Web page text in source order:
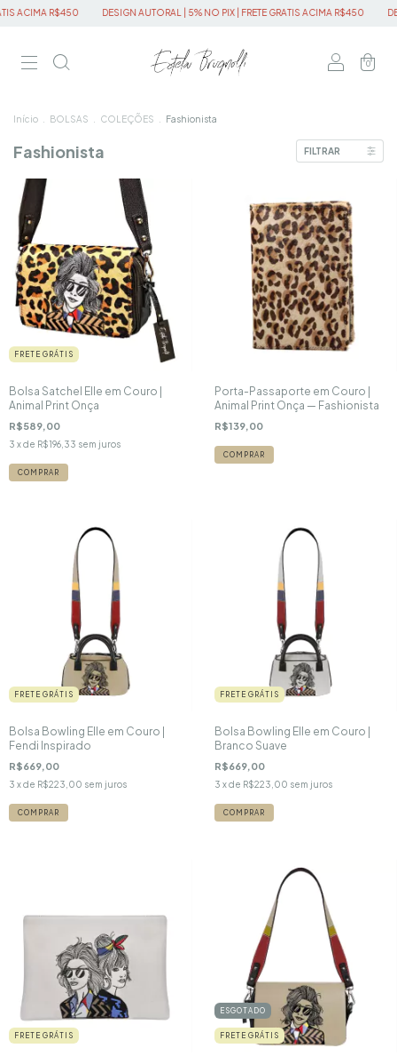
ACIMA R$450 DESIGN AUTORAL | 5% NO PIX | FRETE GRATIS ACIMA R$450
0
Início BOLSAS COLEÇÕES Fashionista
Fashionista FILTRAR
FRETE GRÁTIS
Bolsa Satchel Elle em Couro |
Animal Print Onça
R$589,00
3 x de R$196,33 sem juros
Porta-Passaporte em Couro |
Animal Print Onça — Fashionista
R$139,00
FRETE GRÁTIS
Bolsa Bowling Elle em Couro |
Fendi Inspirado
R$669,00
3 x de R$223,00 sem juros
FRETE GRÁTIS
Bolsa Bowling Elle em Couro |
Branco Suave
R$669,00
3 x de R$223,00 sem juros
FRETE GRÁTIS
ESGOTADO
FRETE GRÁTIS